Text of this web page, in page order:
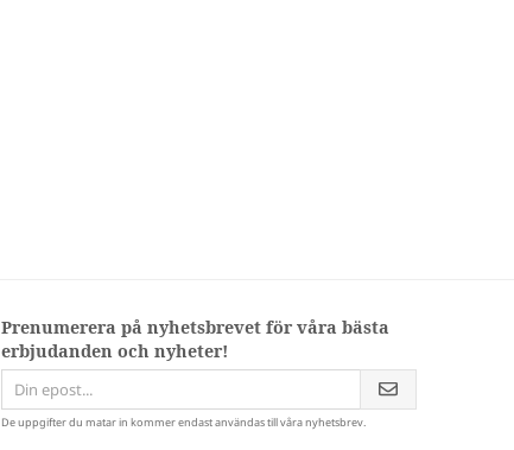
Prenumerera på nyhetsbrevet för våra bästa
erbjudanden och nyheter!
De uppgifter du matar in kommer endast användas till våra nyhetsbrev.